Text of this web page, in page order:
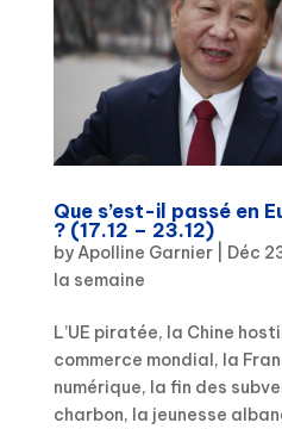
Que s’est-il passé en
? (17.12 – 23.12)
byApolline Garnier| Déc
la semaine
L’UE piratée, la Chine
commerce mondial, la
numérique, la fin des
charbon, la jeunesse